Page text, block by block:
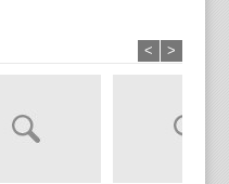
< >